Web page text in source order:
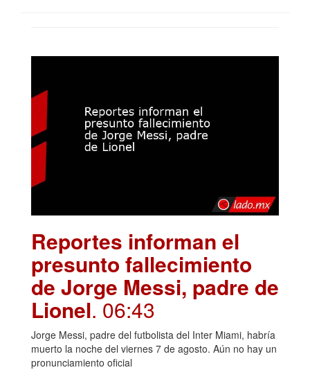
Reportes informan el
presunto fallecimiento
de Jorge Messi, padre de
Lionel. 06:43
Jorge Messi, padre del futbolista del Inter Miami, habría
muerto la noche del viernes 7 de agosto. Aún no hay un
pronunciamiento oficial